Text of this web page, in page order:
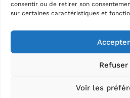
consentir ou de retirer son
sur certaines caractéristiques et
Accepter
Refuser
Voir les
Protection